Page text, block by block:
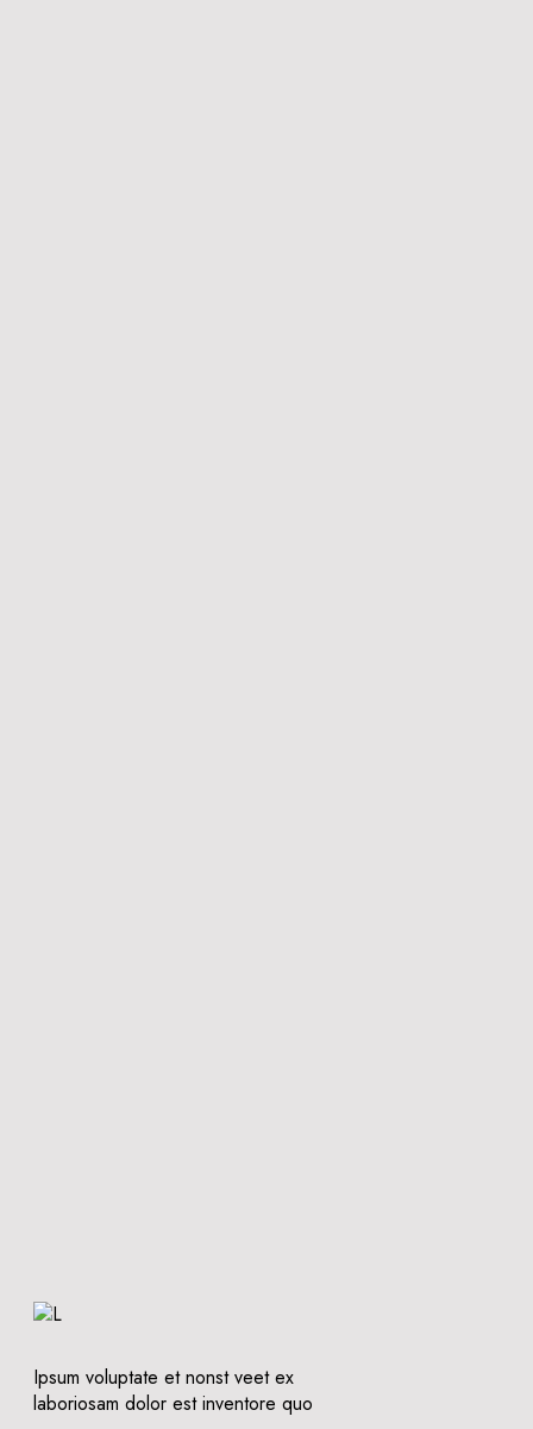
Ipsum voluptate et nonst veet ex
laboriosam dolor est inventore quo